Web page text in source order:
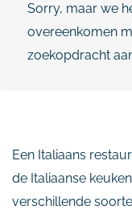
Sorry, maar we
overeenkomen
zoekopdracht
Een Italiaans
de Italiaanse
verschillende